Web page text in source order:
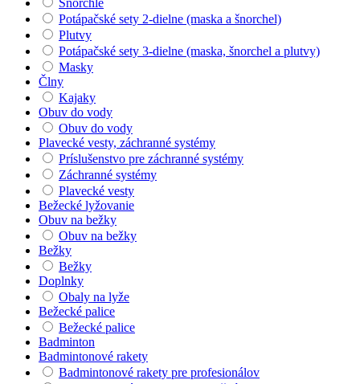
Šnorchle
Potápačské sety 2-dielne (maska a šnorchel)
Plutvy
Potápačské sety 3-dielne (maska, šnorchel a plutvy)
Masky
Člny
Kajaky
Obuv do vody
Obuv do vody
Plavecké vesty, záchranné systémy
Príslušenstvo pre záchranné systémy
Záchranné systémy
Plavecké vesty
Bežecké lyžovanie
Obuv na bežky
Obuv na bežky
Bežky
Bežky
Doplnky
Obaly na lyže
Bežecké palice
Bežecké palice
Badminton
Badmintonové rakety
Badmintonové rakety pre profesionálov